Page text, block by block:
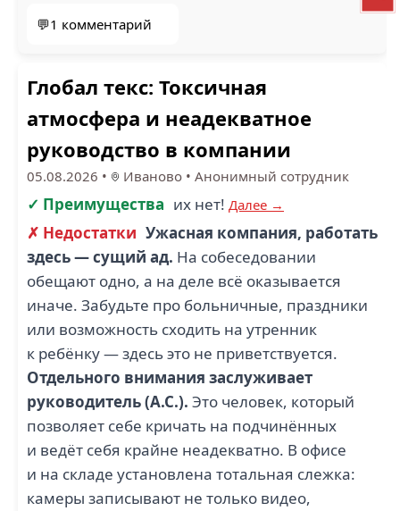
💬1 комментарий
Глобал текс: Токсичная
атмосфера и неадекватное
руководство в компании
05.08.2026 • Иваново • Анонимный сотрудник
✓ Преимущества их нет! Далее →
✗ Недостатки Ужасная компания, работать
здесь — сущий ад. На собеседовании
обещают одно, а на деле всё оказывается
иначе. Забудьте про больничные, праздники
или возможность сходить на утренник
к ребёнку — здесь это не приветствуется.
Отдельного внимания заслуживает
руководитель (А.С.). Это человек, который
позволяет себе кричать на подчинённых
и ведёт себя крайне неадекватно. В офисе
и на складе установлена тотальная слежка:
камеры записывают не только видео,